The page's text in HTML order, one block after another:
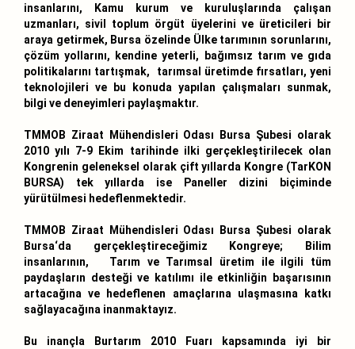
insanlarını, Kamu kurum ve kuruluşlarında çalışan
uzmanları, sivil toplum örgüt üyelerini ve üreticileri bir
araya getirmek, Bursa özelinde Ülke tarımının sorunlarını,
çözüm yollarını, kendine yeterli, bağımsız tarım ve gıda
politikalarını tartışmak, tarımsal üretimde fırsatları, yeni
teknolojileri ve bu konuda yapılan çalışmaları sunmak,
bilgi ve deneyimleri paylaşmaktır.
TMMOB Ziraat Mühendisleri Odası Bursa Şubesi olarak
2010 yılı 7-9 Ekim tarihinde ilki gerçekleştirilecek olan
Kongrenin geleneksel olarak çift yıllarda Kongre (TarKON
BURSA) tek yıllarda ise Paneller dizini biçiminde
yürütülmesi hedeflenmektedir.
TMMOB Ziraat Mühendisleri Odası Bursa Şubesi olarak
Bursa‘da gerçekleştireceğimiz Kongreye; Bilim
insanlarının, Tarım ve Tarımsal üretim ile ilgili tüm
paydaşların desteği ve katılımı ile etkinliğin başarısının
artacağına ve hedeflenen amaçlarına ulaşmasına katkı
sağlayacağına inanmaktayız.
Bu inançla Burtarım 2010 Fuarı kapsamında iyi bir